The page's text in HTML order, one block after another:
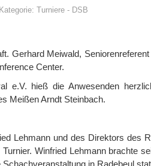
Kategorie: Turniere - DSB
Gerhard Meiwald,
Center.
e.V. hieß die Anwesenden
Meißen Arndt Steinbach.
Lehmann und des Direktors des
Winfried Lehmann brachte
in Radebeul